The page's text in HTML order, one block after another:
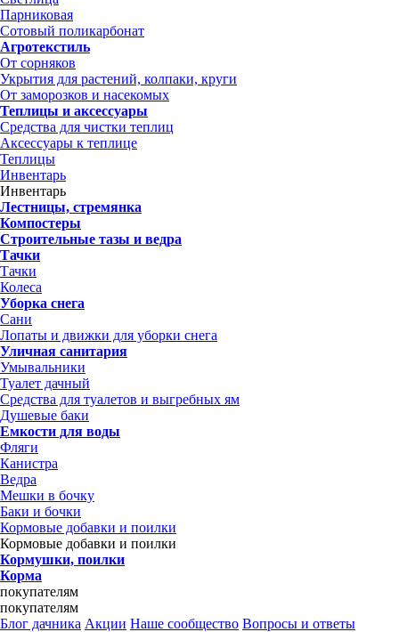
Парниковая
Сотовый поликарбонат
Агротекстиль
От сорняков
Укрытия для растений, колпаки, круги
От заморозков и насекомых
Теплицы и аксессуары
Средства для чистки теплиц
Аксессуары к теплице
Теплицы
Инвентарь
Инвентарь
Лестницы, стремянка
Компостеры
Строительные тазы и ведра
Тачки
Тачки
Колеса
Уборка снега
Сани
Лопаты и движки для уборки снега
Уличная санитария
Умывальники
Туалет дачный
Средства для туалетов и выгребных ям
Душевые баки
Емкости для воды
Фляги
Канистра
Ведра
Мешки в бочку
Баки и бочки
Кормовые добавки и поилки
Кормовые добавки и поилки
Кормушки, поилки
Корма
покупателям
покупателям
Блог дачника Акции Наше сообщество Вопросы и ответы